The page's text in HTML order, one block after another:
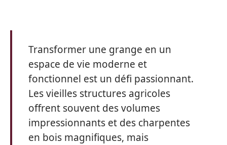
Transformer une grange en un
espace de vie moderne et
fonctionnel est un défi passionnant.
Les vieilles structures agricoles
offrent souvent des volumes
impressionnants et des charpentes
en bois magnifiques, mais